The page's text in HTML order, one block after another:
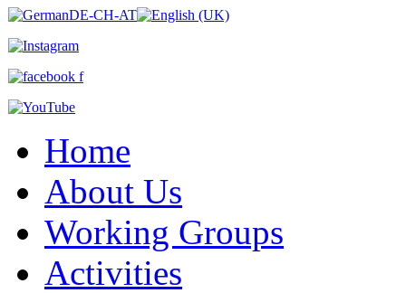
Home
About Us
Working Groups
Activities